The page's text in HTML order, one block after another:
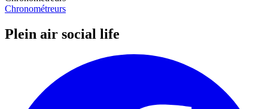
Chronométreurs
Plein air social life